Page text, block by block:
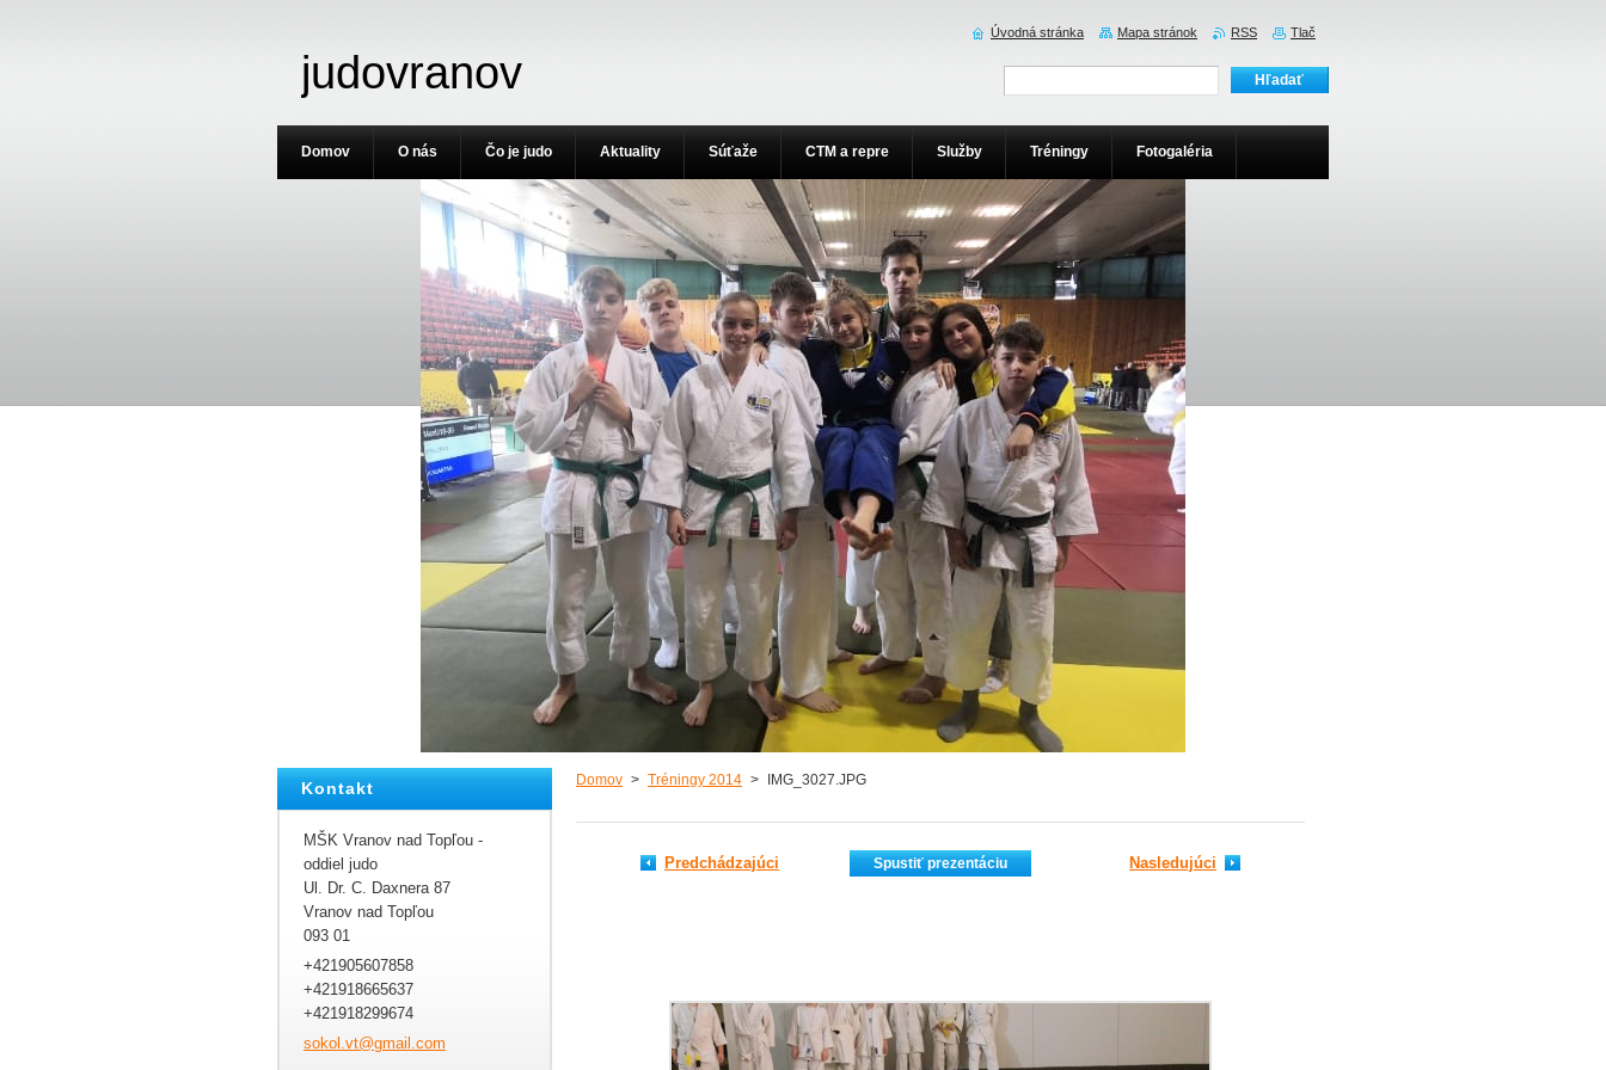
judovranov
Domov > Tréningy 2014 > IMG_3027.JPG
Predchádzajúci Spustiť prezentáciu Nasledujúci
Kontakt
MŠK Vranov nad Topľou -
oddiel judo
Ul. Dr. C. Daxnera 87
Vranov nad Topľou
093 01
+421905607858
+421918665637
+421918299674
sokol.vt@gmail.com
Domov O nás Čo je judo Aktuality Súťaže CTM a repre Služby Tréningy Fotogaléria
Úvodná stránka Mapa stránok RSS Tlač